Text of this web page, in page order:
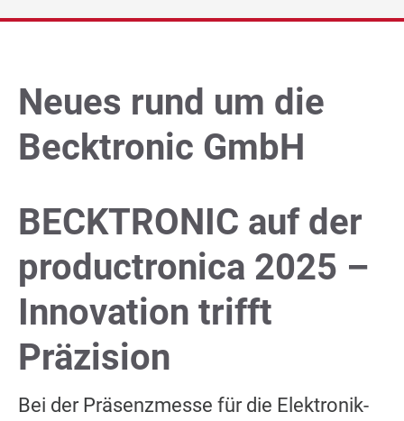
Unternehmen
Technik Blog
DE EN | FR
Neues rund um die
Becktronic GmbH
BECKTRONIC auf der
productronica 2025 –
Innovation trifft
Präzision
Bei der Präsenzmesse für die Elektronik-